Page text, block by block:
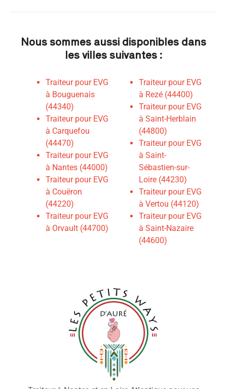
Nous sommes aussi disponibles dans
les villes suivantes :
Traiteur pour EVG
à Bouguenais
(44340)
Traiteur pour EVG
à Carquefou
(44470)
Traiteur pour EVG
à Nantes (44000)
Traiteur pour EVG
à Couëron
(44220)
Traiteur pour EVG
à Orvault (44700)
Traiteur pour EVG
à Rezé (44400)
Traiteur pour EVG
à Saint-Herblain
(44800)
Traiteur pour EVG
à Saint-
Sébastien-sur-
Loire (44230)
Traiteur pour EVG
à Vertou (44120)
Traiteur pour EVG
à Saint-Nazaire
(44600)